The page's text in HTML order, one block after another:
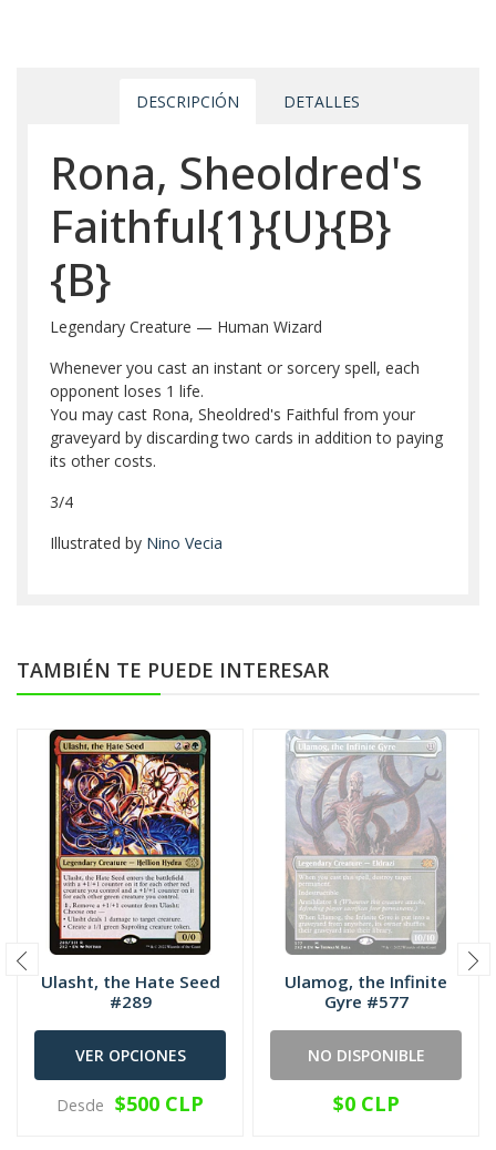
DESCRIPCIÓN DETALLES
Rona, Sheoldred's
Faithful{1}{U}{B}
{B}
Legendary Creature — Human Wizard
Whenever you cast an instant or sorcery spell, each
opponent loses 1 life.
You may cast Rona, Sheoldred's Faithful from your
graveyard by discarding two cards in addition to paying
its other costs.
3/4
Illustrated by Nino Vecia
TAMBIÉN TE PUEDE INTERESAR
Ulasht, the Hate Seed
#289
VER OPCIONES
Desde $500 CLP
Ulamog, the Infinite
Gyre #577
NO DISPONIBLE
$0 CLP